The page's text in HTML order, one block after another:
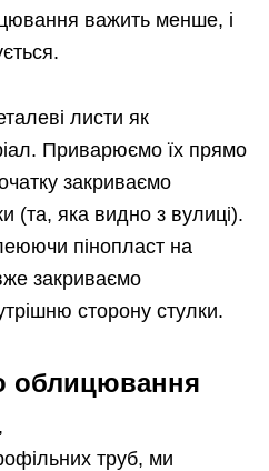
важить менше, і
листи як
Приварюємо їх прямо
закриваємо
(та, яка видно з вулиці).
пінопласт на
закриваємо
сторону стулки.
облицювання
труб, ми